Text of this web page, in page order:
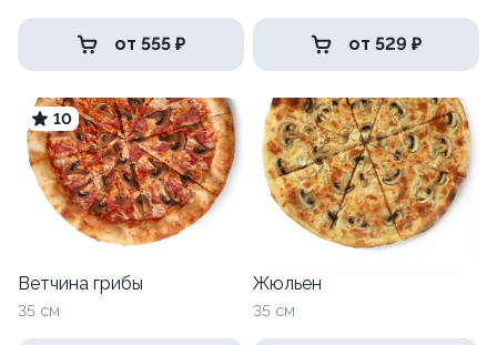
от 555 ₽ от 529 ₽
10
Ветчина грибы
35 см
Жюльен
35 см